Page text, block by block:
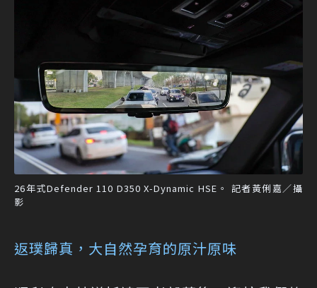
26年式Defender 110 D350 X-Dynamic HSE。 記者黃俐嘉／攝
影
返璞歸真，大自然孕育的原汁原味